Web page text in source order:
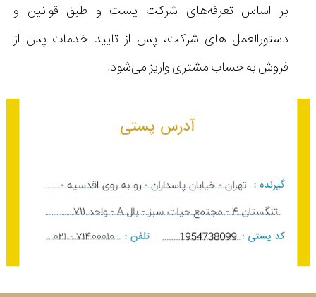
بر اساس تعرفه‌های شرکت پست و طبق قوانین و
دستورالعمل های شرکت، پس از تایید خدمات پس از
فروش به حساب مشتری واریز می‌شود.